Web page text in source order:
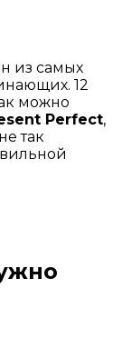
из самых
12
можно
Perfect,
так